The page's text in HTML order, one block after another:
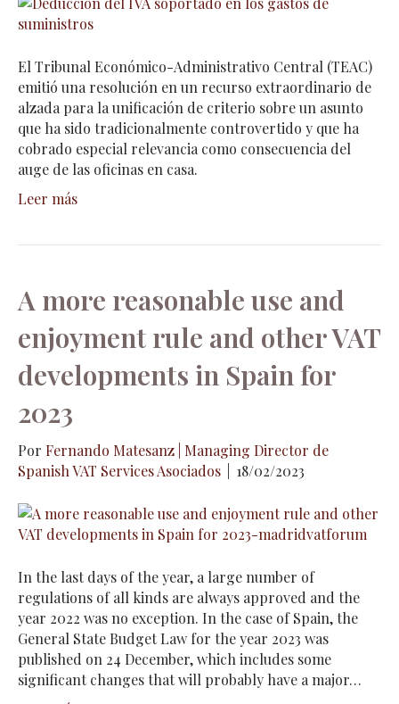
El Tribunal Económico-Administrativo Central (TEAC)
emitió una resolución en un recurso extraordinario de
alzada para la unificación de criterio sobre un asunto
que ha sido tradicionalmente controvertido y que ha
cobrado especial relevancia como consecuencia del
auge de las oficinas en casa.
Leer más
A more reasonable use and
enjoyment rule and other VAT
developments in Spain for
2023
Por Fernando Matesanz | Managing Director de
Spanish VAT Services Asociados
18/02/2023
In the last days of the year, a large number of
regulations of all kinds are always approved and the
year 2022 was no exception. In the case of Spain, the
General State Budget Law for the year 2023 was
published on 24 December, which includes some
significant changes that will probably have a major…